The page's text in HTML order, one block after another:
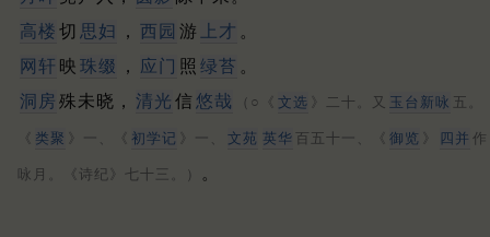
高楼 切 思妇 ， 西园 游 上才 。
网轩 映 珠缀 ， 应门 照 绿苔 。
洞房 殊未晓， 清光 信 悠哉 （○《 文选 》二十。又 玉台新咏 五。
类聚 初学记 文苑 英华 百五十一、《 御览 四并 作
咏月。《诗纪》七十三。） 。